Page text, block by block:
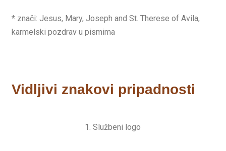
* znači: Jesus, Mary, Joseph and St. Therese of Avila,
karmelski pozdrav u pismima
Vidljivi znakovi pripadnosti
1. Službeni logo